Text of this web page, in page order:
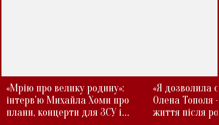
«Мрію про велику родину»:
інтерв'ю Михайла Хоми про
плани, концерти для ЗСУ і
«Я дозволила
Олена Тополя
життя після